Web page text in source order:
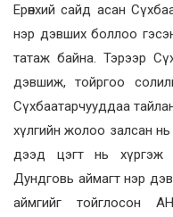
Ерөнхий сайд асан
нэр дэвших боллоо
татаж байна. Тэрээр
дэвшиж, тойргоо
Сүхбаатарчууддаа
хүлгийн жолоо залсан
дээд цэгт нь хүргэж
Дундговь аймагт нэр
аймгийг тойглосон